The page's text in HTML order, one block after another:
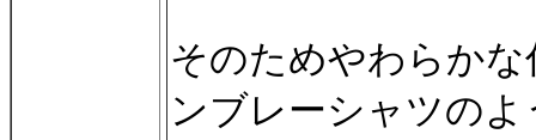
そのためやわらか
ンブレーシャツの